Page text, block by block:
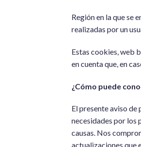
Región en la que se
realizadas por un
Estas cookies, web
en cuenta que, en
¿Cómo puede
El presente aviso
necesidades por los
causas. Nos
actualizaciones que